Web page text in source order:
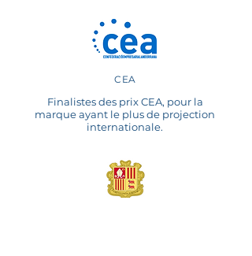
Finalistes des prix CEA, pour la
marque ayant le plus de projection
internationale.
CEA